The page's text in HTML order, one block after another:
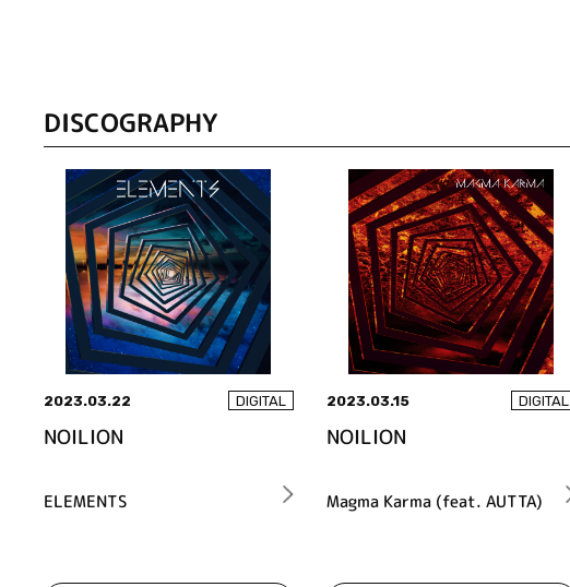
DISCOGRAPHY
2023.03.22 DIGITAL
NOILION
ELEMENTS
2023.03.15 DIGITAL
NOILION
Magma Karma (feat. AUTTA)